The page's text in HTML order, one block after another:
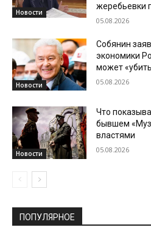
Новости
жеребьевки
05.08.2026
Новости
Собянин
экономики
может
05.08.2026
Новости
Что
бывшем
властями
05.08.2026
ПОПУЛЯРНОЕ